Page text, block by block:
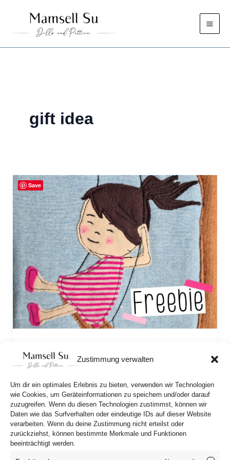
Zustimmung verwalten
Um dir ein optimales Erlebnis zu bieten, verwenden wir Technologien
wie Cookies, um Geräteinformationen zu speichern und/oder darauf
zuzugreifen. Wenn du diesen Technologien zustimmst, können wir
Daten wie das Surfverhalten oder eindeutige IDs auf dieser Website
verarbeiten. Wenn du deine Zustimmung nicht erteilst oder
zurückziehst, können bestimmte Merkmale und Funktionen
beeinträchtigt werden.
content
gift idea
Augenstern’s World is celebrating birthday – and
fabric card swap, and I’m giving you the appliqué
pattern for “Anneli on the Swing” for free!
Save